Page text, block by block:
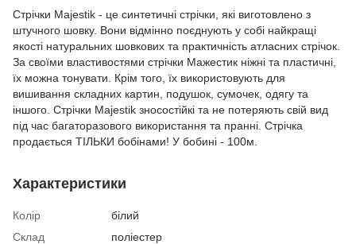
Стрічки Majestik - це синтетичні стрічки, які виготовлено з
штучного шовку. Вони відмінно поєднують у собі найкращі
якості натуральних шовкових та практичність атласних стрічок.
За своїми властивостями стрічки Мажестик ніжні та пластичні,
їх можна тонувати. Крім того, їх використовують для
вишивання складних картин, подушок, сумочек, одягу та
іншого. Стрічки Majestik зносостійкі та не потеряють свій вид
під час багаторазового використання та пранні. Стрічка
продається ТІЛЬКИ бобінами! У бобині - 100м.
Характеристики
Колір
білий
Склад
поліестер